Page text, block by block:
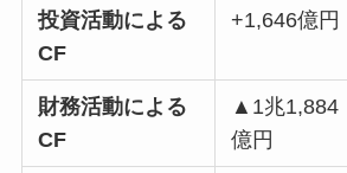
投資活動による
CF
+1,646億円
財務活動による
CF
▲1兆1,884
億円